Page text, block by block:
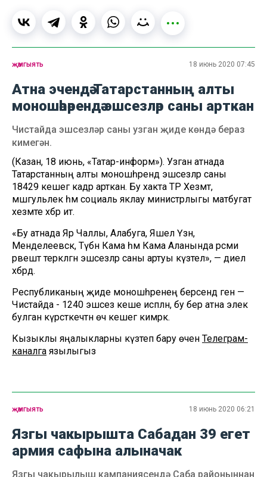
җәмгыять 18 июнь 2020 07:45
Атна эчендә Татарстанның алты
моношәһәрендә эшсезләр саны арткан
Чистайда эшсезләр саны узган җиде көндә бераз
кимегән.
(Казан, 18 июнь, «Татар-информ»). Узган атнада
Татарстанның алты моношәһәрендә эшсезләр саны
18429 кешегә кадәр арткан. Бу хакта ТР Хезмәт,
мәшгульлек һәм социаль яклау министрлыгы матбугат
хезмәте хәбәр итә.
«Бу атнада Яр Чаллы, Алабуга, Яшел Үзән,
Менделеевск, Түбән Кама һәм Кама Аланында рәсми
рәвештә теркәлгән эшсезләр саны артуы күзәтелә», — диелә
хәбәрдә.
Республиканың җиде моношәһәренең берсендә генә —
Чистайда - 1240 эшсез кеше исәпләнә, бу бер атна элек
булган күрсәткечтән өч кешегә кимрәк.
Кызыклы яңалыкларны күзәтеп бару өчен Телеграм-
каналга язылыгыз
җәмгыять 18 июнь 2020 06:21
Язгы чакырышта Сабадан 39 егет
армия сафына алыначак
Язгы чакырылыш кампаниясендә Саба районыннан